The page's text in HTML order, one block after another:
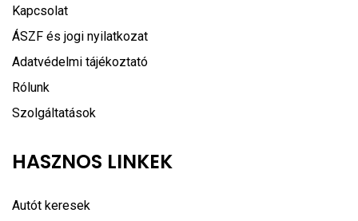
Kapcsolat
ÁSZF és jogi nyilatkozat
Adatvédelmi tájékoztató
Rólunk
Szolgáltatások
HASZNOS LINKEK
Autót keresek